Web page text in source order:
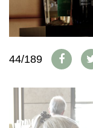
ABO
AUSGABE
VORTEILSWELT
BÜCHER
WEINSZENE
PORTRAITS
VINOPHILES
ARCHIV
ANMELDEN
GEWINNSPIELE
TRINKREIFETABELLE
WEINSUCHE
44/189